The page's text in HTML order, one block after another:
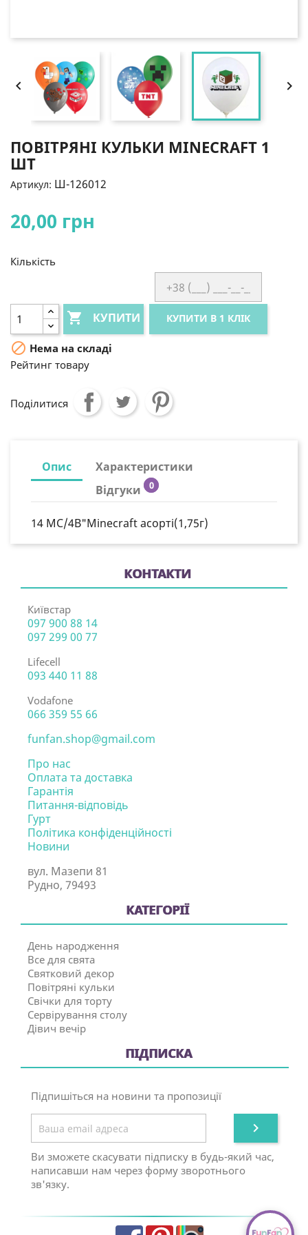
 
ПОВІТРЯНІ КУЛЬКИ MINECRAFT 1
ШТ
Артикул: Ш-126012
20,00 грн
Кількість
 КУПИТИ КУПИТИ В 1 КЛІК
 Нема на складі
Рейтинг товару
Поділитися
Опис
Характеристики
Відгуки
0
14 MC/4B"Minecraft асорті(1,75г)
КОНТАКТИ
Київстар
097 900 88 14
097 299 00 77
Lifecell
093 440 11 88
Vodafone
066 359 55 66
funfan.shop@gmail.com
Про нас
Оплата та доставка
Гарантія
Питання-відповідь
Гурт
Політика конфіденційності
Новини
вул. Мазепи 81
Рудно, 79493
КАТЕГОРІЇ
День народження
Все для свята
Святковий декор
Повітряні кульки
Свічки для торту
Сервірування столу
Дівич вечір
ПІДПИСКА
Підпишіться на новини та пропозиції

Ви зможете скасувати підписку в будь-який час,
написавши нам через форму зворотнього
зв'язку.